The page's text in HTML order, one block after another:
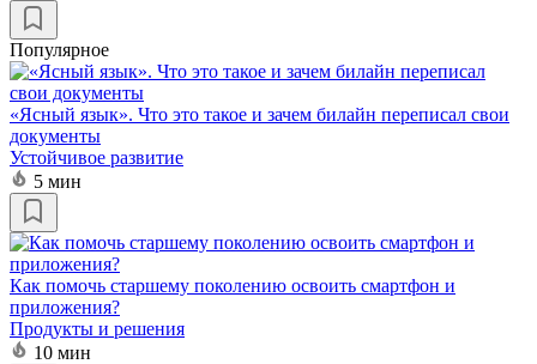
Популярное
«Ясный язык». Что это такое и зачем билайн переписал свои
документы
Устойчивое развитие
5 мин
Как помочь старшему поколению освоить смартфон и
приложения?
Продукты и решения
10 мин